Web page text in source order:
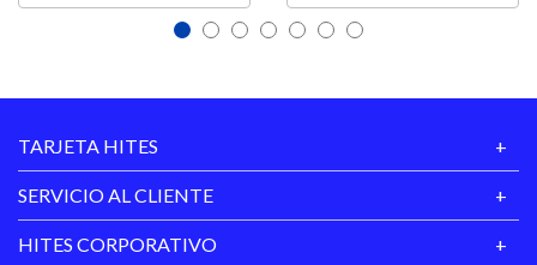
TARJETA HITES
SERVICIO AL CLIENTE
HITES CORPORATIVO